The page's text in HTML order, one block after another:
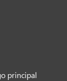
principal